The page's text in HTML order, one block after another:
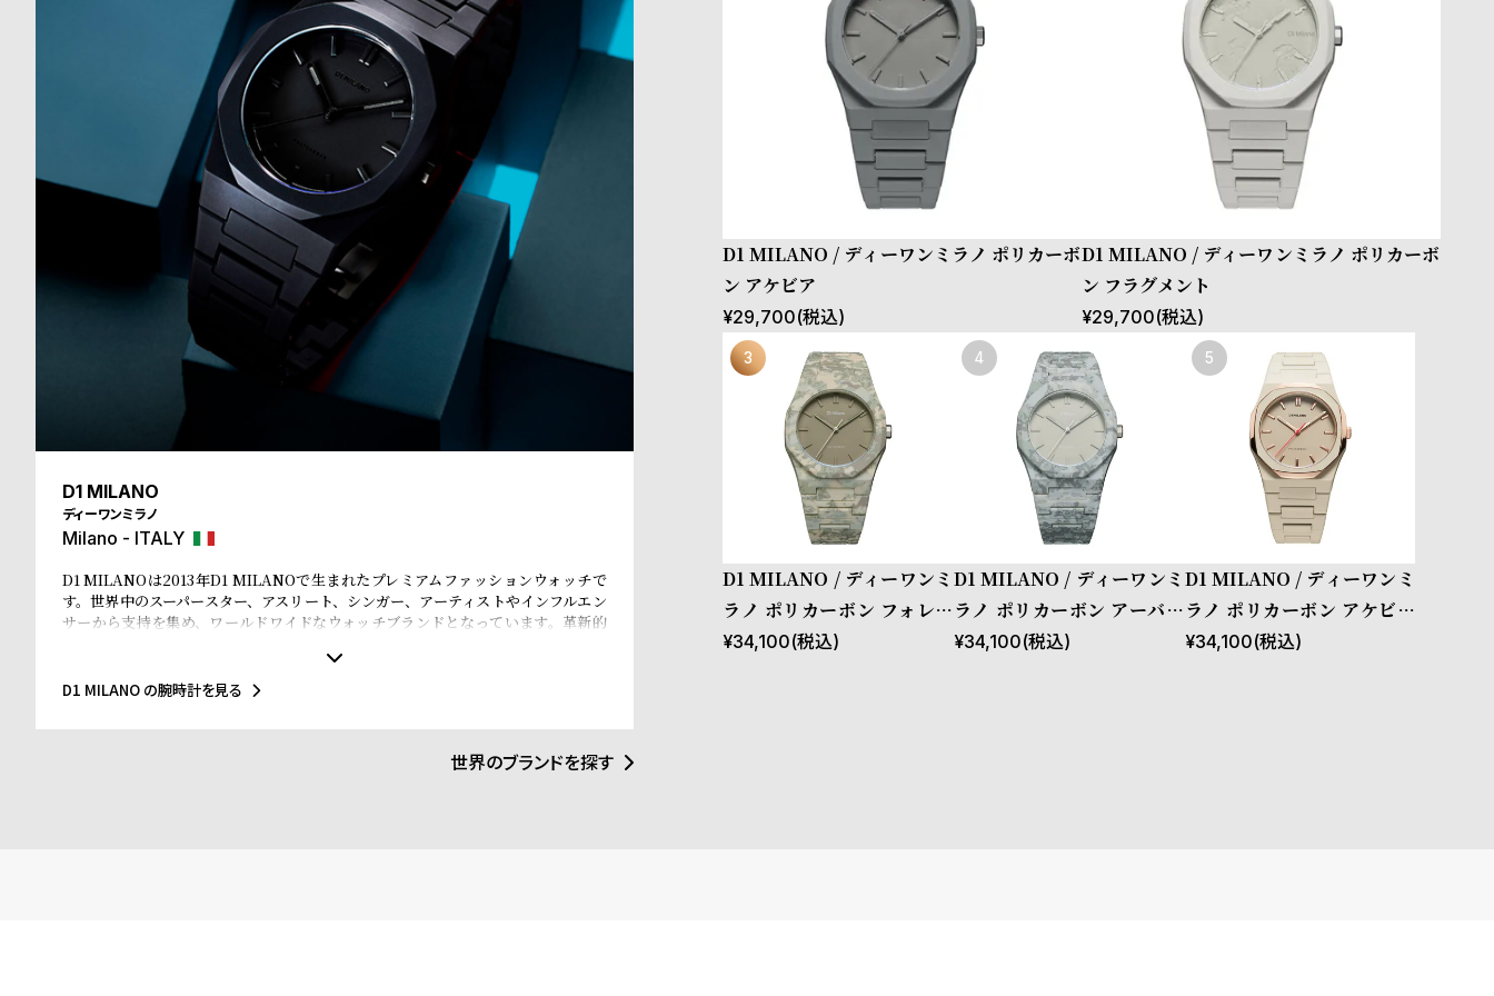
D1 MILANO
ディーワンミラノ
Milano - ITALY
D1 MILANOは2013年D1 MILANOで生まれたプレミアムファッションウォッチで
す。世界中のスーパースター、アスリート、シンガー、アーティストやインフルエン
サーから支持を集め、ワールドワイドなウォッチブランドとなっています。革新的
されたデザインは、流行を追いかける全ての人々にとってのマストアイテムとなる
ことでしょう。Forbesによって、ファッションを再定義する若いイタリアンブラン
などファッション業界のトップリーダーたちもノミネートされています。
D1 MILANO の腕時計を見る
世界のブランドを探す
D1 MILANO / ディーワンミラノ ポリカーボ
ン アケビア
¥29,700(税込)
D1 MILANO / ディーワンミラノ ポリカーボ
ン フラグメント
¥29,700(税込)
D1 MILANO / ディーワンミ
ラノ ポリカーボン フォレス
トカモ
¥34,100(税込)
D1 MILANO / ディーワンミ
ラノ ポリカーボン アーバン
カモ
¥34,100(税込)
D1 MILANO / ディーワンミ
ラノ ポリカーボン アケビア
メッシュ
¥34,100(税込)